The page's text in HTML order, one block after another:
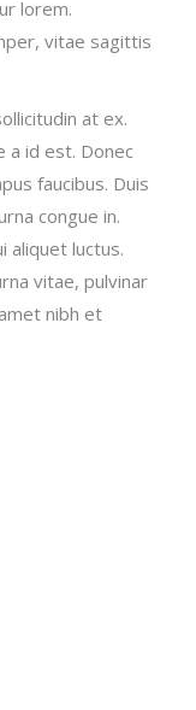
lorem.
vitae sagittis
at ex.
a id est. Donec
faucibus. Duis
congue in.
aliquet luctus.
vitae, pulvinar
nibh et